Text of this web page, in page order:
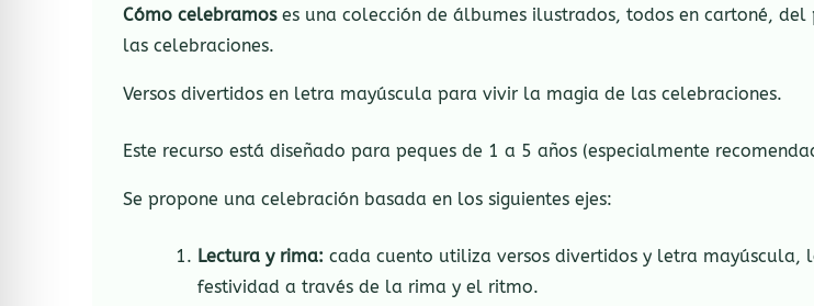
Cómo celebramos es una colección de álbumes ilustrados, todos en cartoné,
las celebraciones.
Versos divertidos en letra mayúscula para vivir la magia de las celebraciones.
Este recurso está diseñado para peques de 1 a 5 años (especialmente
Se propone una celebración basada en los siguientes ejes:
Lectura y rima: cada cuento utiliza versos divertidos y letra
festividad a través de la rima y el ritmo.